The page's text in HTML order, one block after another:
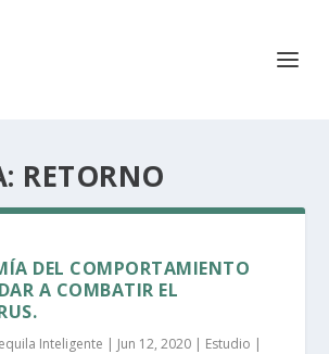
RETORNO
DEL COMPORTAMIENTO
A COMBATIR EL
Inteligente | Jun 12, 2020 | Estudio |